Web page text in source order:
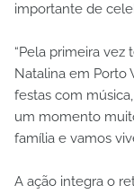
importante de
“Pela primeira
Natalina em Porto
festas com
um momento
família e vamos
A ação integra o